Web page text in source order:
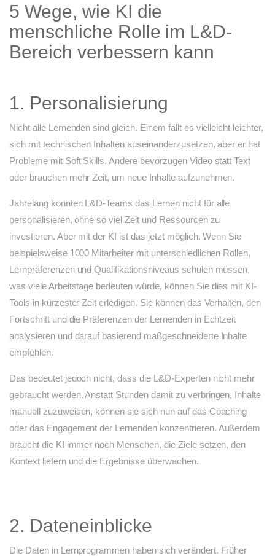
5 Wege, wie KI die
menschliche Rolle im L&D-
Bereich verbessern kann
1. Personalisierung
Nicht alle Lernenden sind gleich. Einem fällt es vielleicht leichter,
sich mit technischen Inhalten auseinanderzusetzen, aber er hat
Probleme mit Soft Skills. Andere bevorzugen Video statt Text
oder brauchen mehr Zeit, um neue Inhalte aufzunehmen.
Jahrelang konnten L&D-Teams das Lernen nicht für alle
personalisieren, ohne so viel Zeit und Ressourcen zu
investieren. Aber mit der KI ist das jetzt möglich. Wenn Sie
beispielsweise 1000 Mitarbeiter mit unterschiedlichen Rollen,
Lernpräferenzen und Qualifikationsniveaus schulen müssen,
was viele Arbeitstage bedeuten würde, können Sie dies mit KI-
Tools in kürzester Zeit erledigen. Sie können das Verhalten, den
Fortschritt und die Präferenzen der Lernenden in Echtzeit
analysieren und darauf basierend maßgeschneiderte Inhalte
empfehlen.
Das bedeutet jedoch nicht, dass die L&D-Experten nicht mehr
gebraucht werden. Anstatt Stunden damit zu verbringen, Inhalte
manuell zuzuweisen, können sie sich nun auf das Coaching
oder das Engagement der Lernenden konzentrieren. Außerdem
braucht die KI immer noch Menschen, die Ziele setzen, den
Kontext liefern und die Ergebnisse überwachen.
2. Dateneinblicke
Die Daten in Lernprogrammen haben sich verändert. Früher